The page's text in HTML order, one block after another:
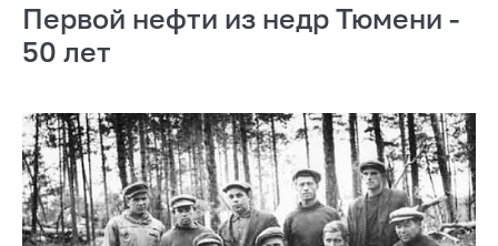
Первой нефти из недр Тюмени -
50 лет